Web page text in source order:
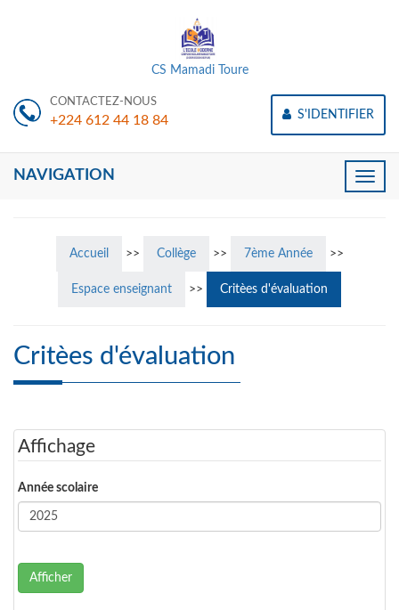
CS Mamadi Toure
CONTACTEZ-NOUS
+224 612 44 18 84 S'IDENTIFIER
Toggle
NAVIGATION
Accueil >> Collège >> 7ème Année >>
Espace enseignant >> Critèes d'évaluation
Critèes d'évaluation
Affichage
Année scolaire
Afficher